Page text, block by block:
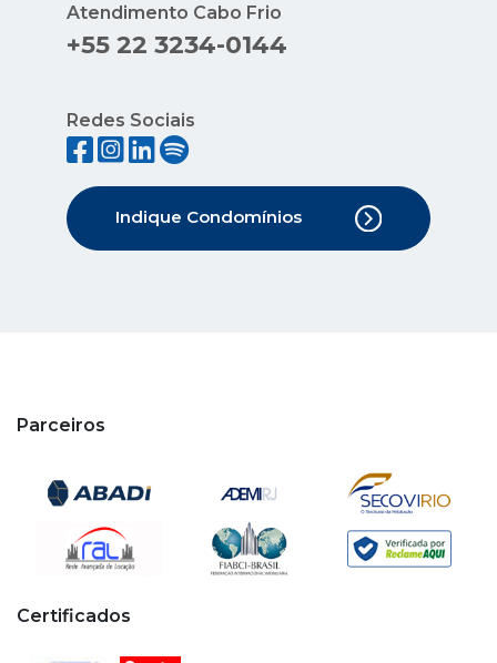
Atendimento Cabo Frio
+55 22 3234-0144
Redes Sociais
Indique Condomínios
Parceiros
Certificados